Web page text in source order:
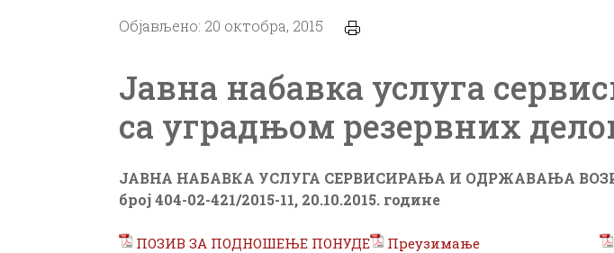
Објављено: 20 октобра, 2015
Јавна набавка услуга
са уградњом резервних
ЈАВНА НАБАВКА УСЛУГА СЕРВИСИРАЊА И ОДРЖАВАЊА
број 404-02-421/2015-11, 20.10.2015. године
ПОЗИВ ЗА ПОДНОШЕЊЕ ПОНУДЕ Преузимање